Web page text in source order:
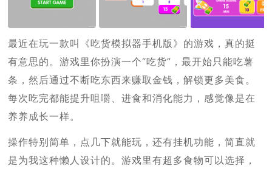
最近在玩一款叫《吃货模拟器手机版》的游戏，真的挺
有意思的。游戏里你扮演一个“吃货”，最开始只能吃薯
条，然后通过不断吃东西来赚取金钱，解锁更多美食。
每次吃完都能提升咀嚼、进食和消化能力，感觉像是在
养养成长一样。
操作特别简单，点几下就能玩，还有挂机功能，简直就
是为我这种懒人设计的。游戏里有超多食物可以选择，